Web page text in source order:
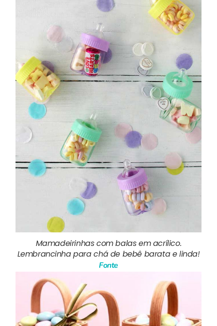
Mamadeirinhas com balas em acrílico.
Lembrancinha para chá de bebê barata e linda!
Fonte